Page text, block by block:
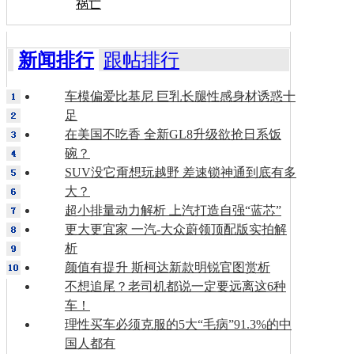
祸亡
新闻排行 跟帖排行
车模偏爱比基尼 巨乳长腿性感身材诱惑十
足
在美国不吃香 全新GL8升级欲抢日系饭
碗？
SUV没它甭想玩越野 差速锁神通到底有多
大？
超小排量动力解析 上汽打造自强“蓝芯”
更大更宜家 一汽-大众蔚领顶配版实拍解
析
颜值有提升 斯柯达新款明锐官图赏析
不想追尾？老司机都说一定要远离这6种
车！
理性买车必须克服的5大“毛病”91.3%的中
国人都有